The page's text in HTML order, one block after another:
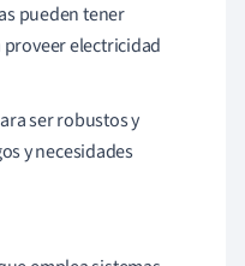
pueden tener
electricidad
ser robustos y
y necesidades